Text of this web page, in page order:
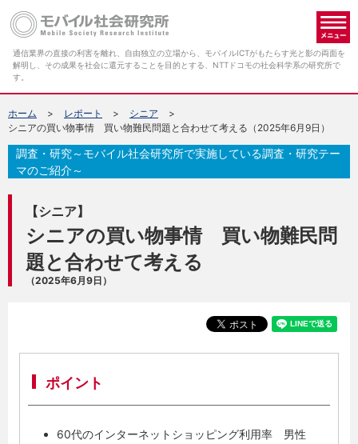
通信業界の直接の利害を離れ、自由独立の立場から、モバイルICTがもたらす光と影の両面を
解明し、その成果を社会に還元することを目的とする、NTTドコモの社会科学系の研究所で
す。
ホーム レポート
シニア
シニアの買い物事情 買い物難民問題と合わせて考える（2025年6月9日）
【シニア】
シニアの買い物事情 買い物難民問
題と合わせて考える
（2025年6月9日）
調査・研究～モバイル社会研究所で実施している調査・研究テー
マのご紹介～
ポイント
60代のインターネットショッピング利用率 男性